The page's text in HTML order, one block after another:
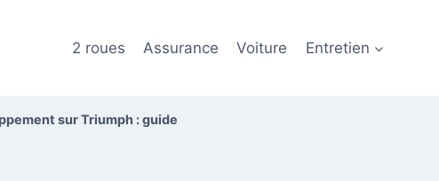
2 roues Assurance Voiture Entretien
sur Triumph : guide